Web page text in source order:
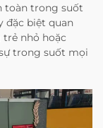
toàn trong suốt
đặc biệt quan
nhỏ hoặc
trong suốt mọi